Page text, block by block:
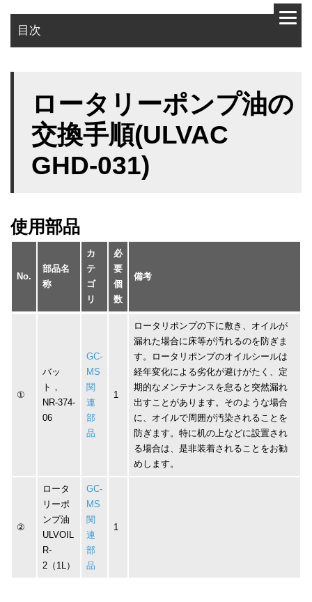
目次
作業手順
ロータリーポンプ油の
交換手順(ULVAC
GHD-031)
使用部品
No.
部品名
称
カ
テ
ゴ
リ
必
要
個
数
備考
①
バッ
ト，
NR-374-
06
GC-
MS
関
連
部
品
1
ロータリポンプの下に敷き、オイルが
漏れた場合に床等が汚れるのを防ぎま
す。ロータリポンプのオイルシールは
経年変化による劣化が避けがたく、定
期的なメンテナンスを怠ると突然漏れ
出すことがあります。そのような場合
に、オイルで周囲が汚染されることを
防ぎます。特に机の上などに設置され
る場合は、是非装着されることをお勧
めします。
②
ロータ
リーポ
ンプ油
ULVOIL
R-
2（1L）
GC-
MS
関
連
部
品
1